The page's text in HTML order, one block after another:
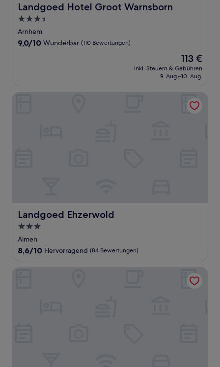
Landgoed Hotel Groot Warnsborn
Landgoed Hotel Groot Warnsborn
3.5-
Sterne-
Unterkunft
Arnhem
9.0
9,0/10 Wunderbar (110 Bewertungen)
Der
Preis
beträgt
113 €
inkl. Steuern & Gebühren
9. Aug.–10. Aug.
Landgoed Ehzerwold
Landgoed Ehzerwold
3.0-
Sterne-
Unterkunft
Almen
8.6
10,
8,6/10 Hervorragend (84 Bewertungen)
Fletcher Hotel - Restaurant De Wipselberg - Veluwe